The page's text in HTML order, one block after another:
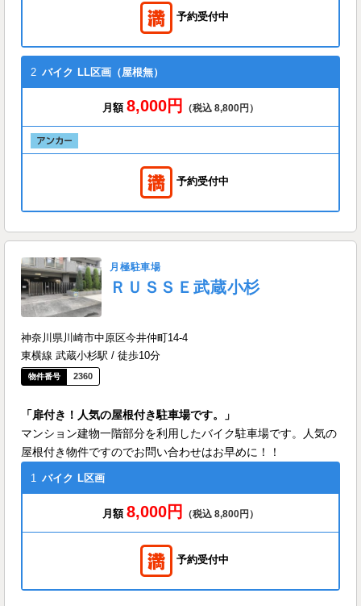
予約受付中
2 バイク LL区画（屋根無）
月額 8,000円 （税込 8,800円）
予約受付中
月極駐車場
ＲＵＳＳＥ武蔵小杉
神奈川県川崎市中原区今井仲町14-4
東横線 武蔵小杉駅 / 徒歩10分
2360
「扉付き！人気の屋根付き駐車場です。」
マンション建物一階部分を利用したバイク駐車場です。人気の
屋根付き物件ですのでお問い合わせはお早めに！！
1 バイク L区画
月額 8,000円 （税込 8,800円）
予約受付中